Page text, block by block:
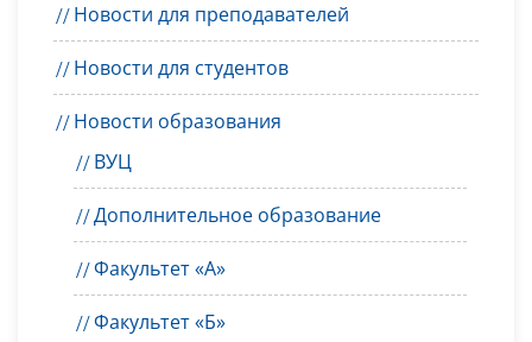
Новости для преподавателей
Новости для студентов
Новости образования
ВУЦ
Дополнительное образование
Факультет «А»
Факультет «Б»